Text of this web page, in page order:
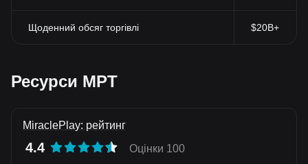
Щоденний обсяг торгівлі $20B+
Ресурси MPT
MiraclePlay: рейтинг
4.4 Оцінки 100